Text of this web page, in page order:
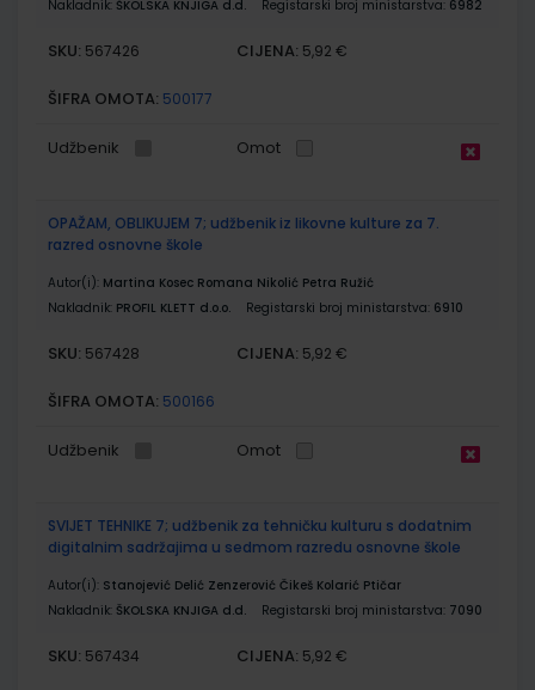
Nakladnik: ŠKOLSKA KNJIGA d.d. Registarski broj ministarstva: 6982
SKU: 567426 CIJENA: 5,92 €
ŠIFRA OMOTA: 500177
Udžbenik Omot
OPAŽAM, OBLIKUJEM 7; udžbenik iz likovne kulture za 7.
razred osnovne škole
Autor(i): Martina Kosec Romana Nikolić Petra Ružić
Nakladnik: PROFIL KLETT d.o.o. Registarski broj ministarstva: 6910
SKU: 567428 CIJENA: 5,92 €
ŠIFRA OMOTA: 500166
Udžbenik Omot
SVIJET TEHNIKE 7; udžbenik za tehničku kulturu s dodatnim
digitalnim sadržajima u sedmom razredu osnovne škole
Autor(i): Stanojević Delić Zenzerović Čikeš Kolarić Ptičar
Nakladnik: ŠKOLSKA KNJIGA d.d. Registarski broj ministarstva: 7090
SKU: 567434 CIJENA: 5,92 €